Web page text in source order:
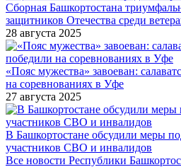
Сборная Башкортостана
защитников Отечества среди
28 августа 2025
«Пояс мужества» завоеван:
на соревнованиях в Уфе
27 августа 2025
В Башкортостане обсудили меры
участников СВО и инвалидов
Все новости Республики